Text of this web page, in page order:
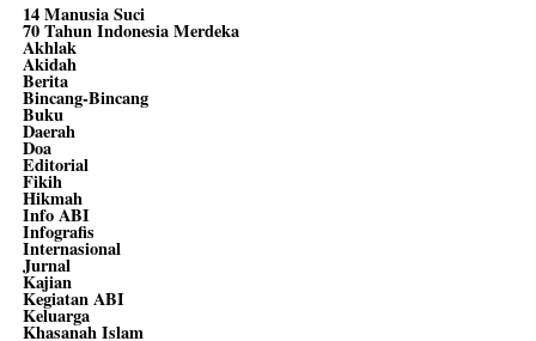
14 Manusia Suci
70 Tahun Indonesia Merdeka
Akhlak
Akidah
Berita
Bincang-Bincang
Buku
Daerah
Doa
Editorial
Fikih
Hikmah
Info ABI
Infografis
Internasional
Jurnal
Kajian
Kegiatan ABI
Keluarga
Khasanah Islam